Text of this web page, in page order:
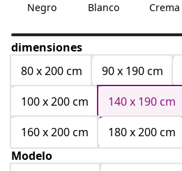
Negro Blanco Crema
dimensiones
80 x 200 cm
90 x 190 cm
100 x 200 cm
140 x 190 cm
160 x 200 cm
180 x 200 cm
Modelo